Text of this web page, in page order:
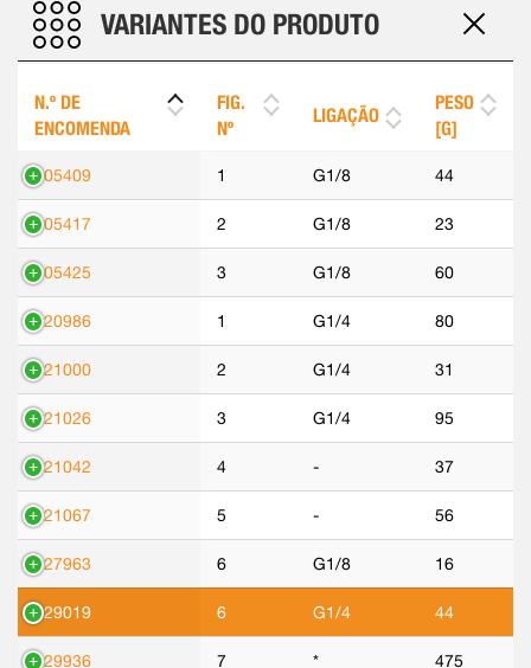
VARIANTES DO PRODUTO
N.º DE
ENCOMENDA
FIG.
Nº
LIGAÇÃO
PESO
[G]
305409 1 G1/8 44
305417 2 G1/8 23
305425 3 G1/8 60
320986 1 G1/4 80
321000 2 G1/4 31
321026 3 G1/4 95
321042 4 - 37
321067 5 - 56
427963 6 G1/8 16
429019 6 G1/4 44
429936 7 * 475